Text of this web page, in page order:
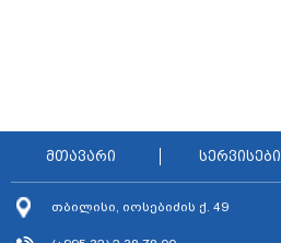
მთავარი სერვისები
თბილისი, იოსებიძის ქ. 49